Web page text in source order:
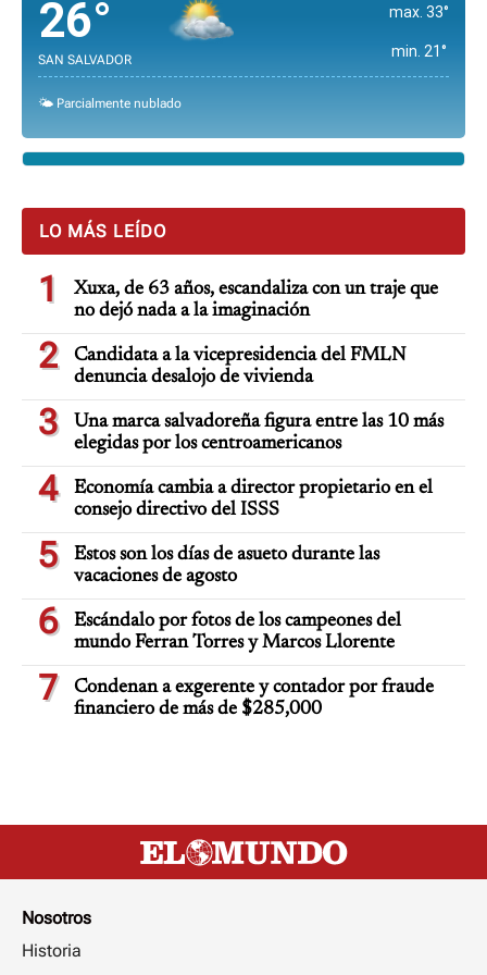
26°
SAN SALVADOR
max. 33°
min. 21°
🌤️ Parcialmente nublado
LO MÁS LEÍDO
1
Xuxa, de 63 años, escandaliza con un traje que
no dejó nada a la imaginación
2
Candidata a la vicepresidencia del FMLN
denuncia desalojo de vivienda
3
Una marca salvadoreña figura entre las 10 más
elegidas por los centroamericanos
4
Economía cambia a director propietario en el
consejo directivo del ISSS
5
Estos son los días de asueto durante las
vacaciones de agosto
6
Escándalo por fotos de los campeones del
mundo Ferran Torres y Marcos Llorente
7
Condenan a exgerente y contador por fraude
financiero de más de $285,000
Nosotros
Historia